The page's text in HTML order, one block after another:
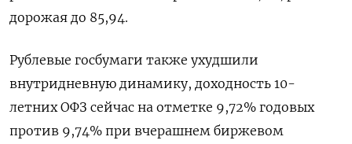
дорожая до 85,94.
Рублевые госбумаги также ухудшили
внутридневную динамику, доходность 10-
летних ОФЗ сейчас на отметке 9,72% годовых
против 9,74% при вчерашнем биржевом